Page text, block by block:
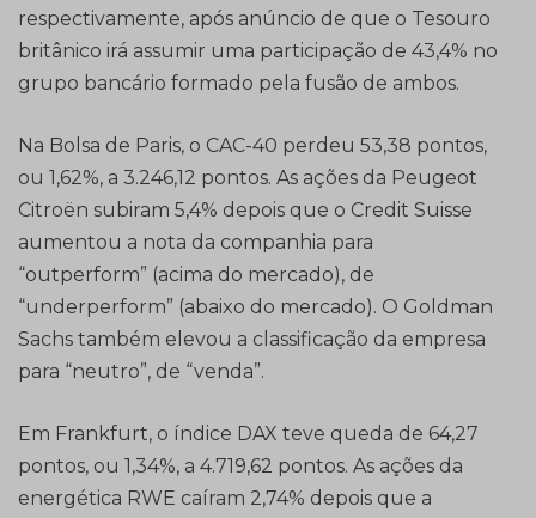
respectivamente, após anúncio de que o Tesouro
britânico irá assumir uma participação de 43,4% no
grupo bancário formado pela fusão de ambos.
Na Bolsa de Paris, o CAC-40 perdeu 53,38 pontos,
ou 1,62%, a 3.246,12 pontos. As ações da Peugeot
Citroën subiram 5,4% depois que o Credit Suisse
aumentou a nota da companhia para
“outperform” (acima do mercado), de
“underperform” (abaixo do mercado). O Goldman
Sachs também elevou a classificação da empresa
para “neutro”, de “venda”.
Em Frankfurt, o índice DAX teve queda de 64,27
pontos, ou 1,34%, a 4.719,62 pontos. As ações da
energética RWE caíram 2,74% depois que a